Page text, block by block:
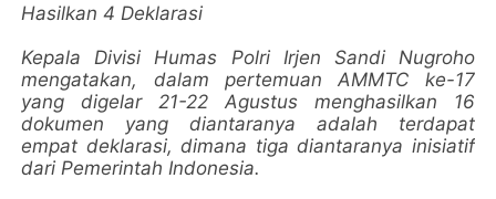
Hasilkan 4 Deklarasi
Kepala Divisi Humas Polri Irjen Sandi Nugroho
mengatakan, dalam pertemuan AMMTC ke-17
yang digelar 21-22 Agustus menghasilkan 16
dokumen yang diantaranya adalah terdapat
empat deklarasi, dimana tiga diantaranya inisiatif
dari Pemerintah Indonesia.